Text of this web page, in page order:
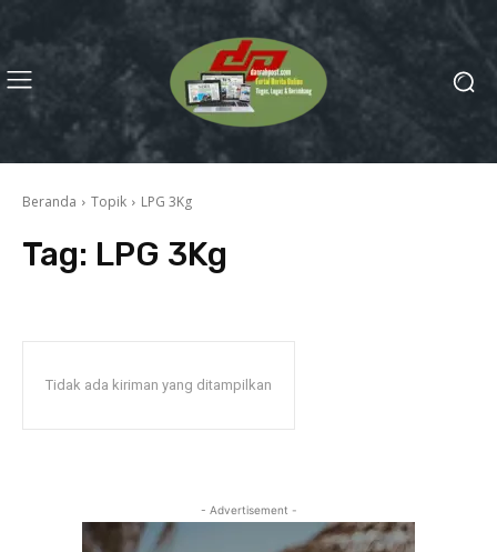
Beranda Topik LPG 3Kg
Tag: LPG 3Kg
Tidak ada kiriman yang ditampilkan
- Advertisement -